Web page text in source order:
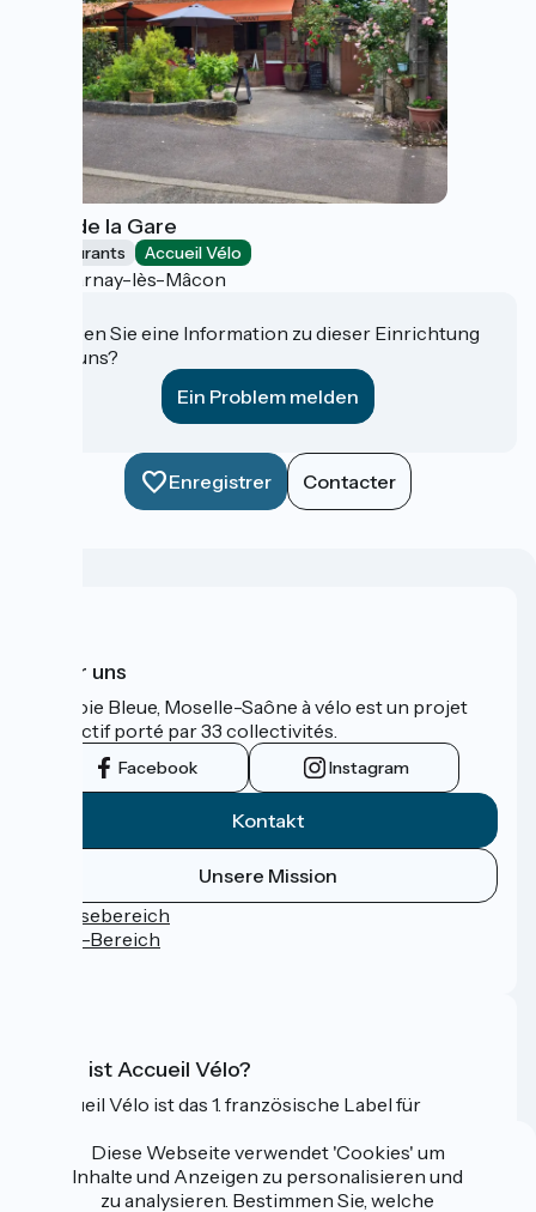
Café de la Gare
Restaurants Accueil Vélo
Charnay-lès-Mâcon
Haben Sie eine Information zu dieser Einrichtung
für uns?
Ein Problem melden
Enregistrer Contacter
Über uns
La Voie Bleue, Moselle-Saône à vélo est un projet
collectif porté par 33 collectivités.
Facebook Instagram
Kontakt
Unsere Mission
Pressebereich
Profi-Bereich
Was ist Accueil Vélo?
Accueil Vélo ist das 1. französische Label für
Mehr erfahren
Diese Webseite verwendet 'Cookies' um
Inhalte und Anzeigen zu personalisieren und
zu analysieren. Bestimmen Sie, welche